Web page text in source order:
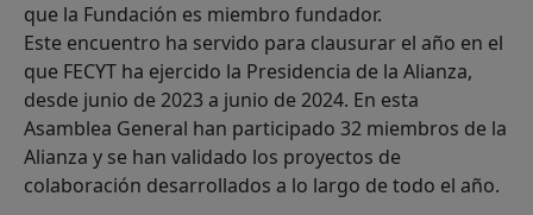
que la Fundación es miembro fundador.
Este encuentro ha servido para clausurar el año en el
que FECYT ha ejercido la Presidencia de la Alianza,
desde junio de 2023 a junio de 2024. En esta
Asamblea General han participado 32 miembros de la
Alianza y se han validado los proyectos de
colaboración desarrollados a lo largo de todo el año.